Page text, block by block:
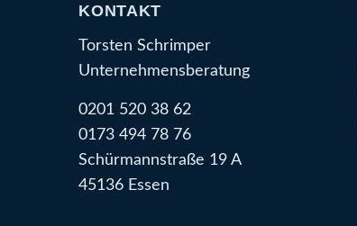
KONTAKT
Torsten Schrimper
Unternehmensberatung
0201 520 38 62
0173 494 78 76
Schürmannstraße 19 A
45136 Essen